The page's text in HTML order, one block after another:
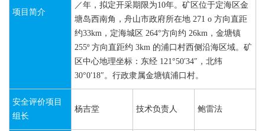
项目简介
／年，拟定开采期限为10年。矿区位于定海区金
塘岛西南角，舟山市政府所在地 271 o 方向直距
约33km，定海城区 264°方向约 26km，金塘镇
255º 方向直距约 3km 的浦口村西侧沿海区域。矿
区中心地理坐标：东经 121°50′34″，北纬
30°0′18″。行政隶属金塘镇浦口村。
安全评价项目
组长
杨吉堂 技术负责人 鲍雷法